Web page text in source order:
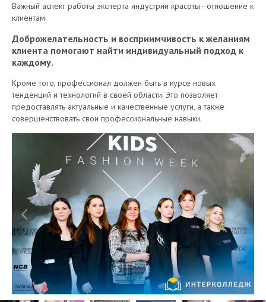
Важный аспект работы эксперта индустрии красоты - отношение к
клиентам.
Доброжелательность и восприимчивость к желаниям
клиента помогают найти индивидуальный подход к
каждому.
Кроме того, профессионал должен быть в курсе новых
тенденций и технологий в своей области. Это позволяет
предоставлять актуальные и качественные услуги, а также
совершенствовать свои профессиональные навыки.